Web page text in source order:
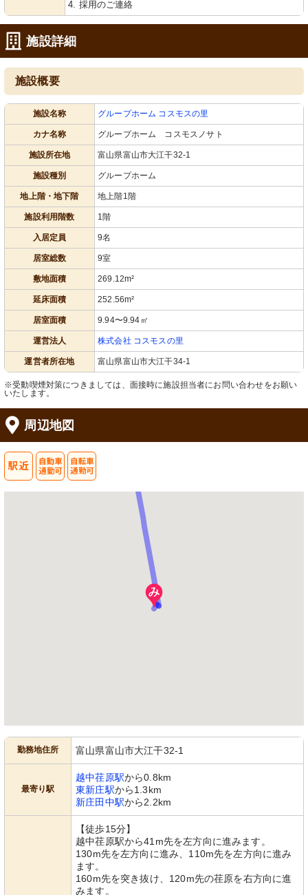
4. 採用のご連絡
施設詳細
施設概要
施設名称 グループホーム コスモスの里
カナ名称 グループホーム コスモスノサト
施設所在地 富山県富山市大江干32-1
施設種別 グループホーム
地上階・地下階 地上階1階
施設利用階数 1階
入居定員 9名
居室総数 9室
敷地面積 269.12m²
延床面積 252.56m²
居室面積 9.94〜9.94㎡
運営法人 株式会社 コスモスの里
運営者所在地 富山県富山市大江干34-1
※受動喫煙対策につきましては、面接時に施設担当者にお問い合わせをお願い
いたします。
周辺地図
勤務地住所 富山県富山市大江干32-1
最寄り駅
越中荏原駅から0.8km
東新庄駅から1.3km
新庄田中駅から2.2km
【徒歩15分】
越中荏原駅から41m先を左方向に進みます。
130m先を左方向に進み、110m先を左方向に進み
ます。
160m先を突き抜け、120m先の荏原を右方向に進
みます。